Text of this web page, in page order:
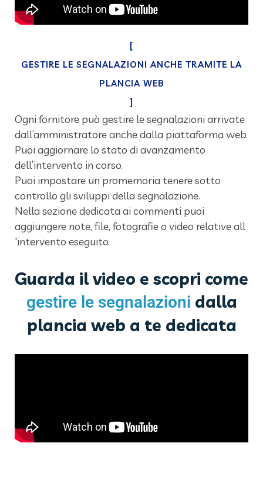
[
GESTIRE LE SEGNALAZIONI ANCHE TRAMITE LA
PLANCIA WEB
]
Ogni fornitore può gestire le segnalazioni arrivate
dall’amministratore anche dalla piattaforma web.
Puoi aggiornare lo stato di avanzamento
dell’intervento in corso.
Puoi impostare un promemoria tenere sotto
controllo gli sviluppi della segnalazione.
Nella sezione dedicata ai commenti puoi
aggiungere note, file, fotografie o video relative all
'intervento eseguito.
Guarda il video e scopri come
gestire le segnalazioni dalla
plancia web a te dedicata